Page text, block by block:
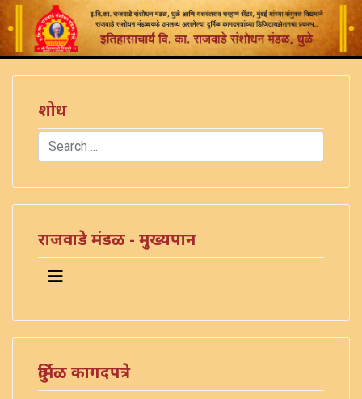
शोध
Search
राजवाडे मंडळ - मुख्यपान
दुर्मिळ कागदपत्रे